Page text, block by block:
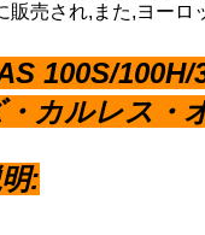
販売され,また,ヨーロ
100S/100H/
カルレス・
: